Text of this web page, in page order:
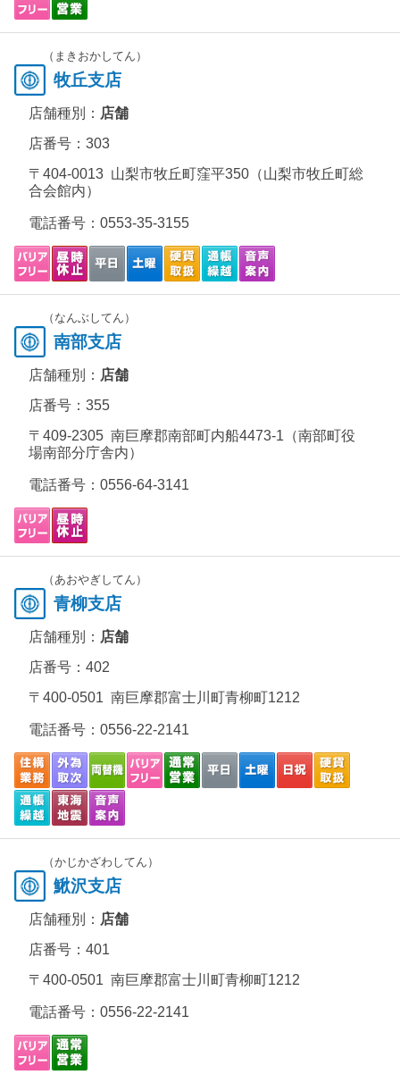
（まきおかしてん）
牧丘支店
店舗種別： 店舗
店番号：303
〒404-0013 山梨市牧丘町窪平350（山梨市牧丘町総
合会館内）
電話番号： 0553-35-3155
（なんぶしてん）
南部支店
店舗種別： 店舗
店番号：355
〒409-2305 南巨摩郡南部町内船4473-1（南部町役
場南部分庁舎内）
電話番号： 0556-64-3141
（あおやぎしてん）
青柳支店
店舗種別： 店舗
店番号：402
〒400-0501 南巨摩郡富士川町青柳町1212
電話番号： 0556-22-2141
（かじかざわしてん）
鰍沢支店
店舗種別： 店舗
店番号：401
〒400-0501 南巨摩郡富士川町青柳町1212
電話番号： 0556-22-2141